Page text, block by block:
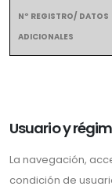
Nº REGISTRO/ DATOS
ADICIONALES
Usuario y
La navegación,
condición de